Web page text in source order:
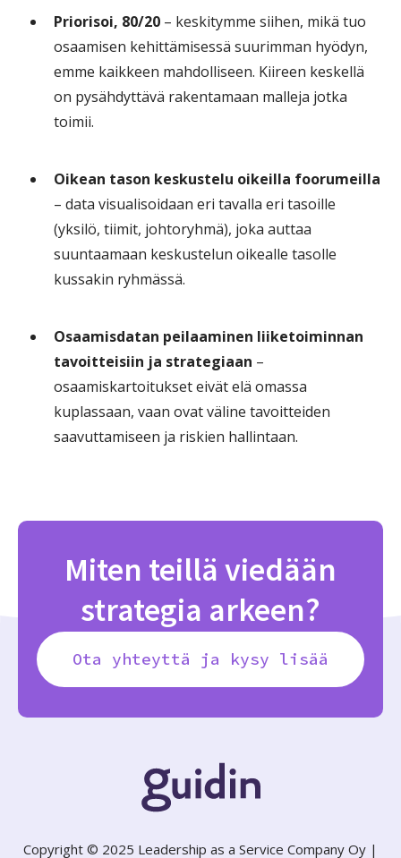
Priorisoi, 80/20 – keskitymme siihen, mikä tuo
osaamisen kehittämisessä suurimman hyödyn,
emme kaikkeen mahdolliseen. Kiireen keskellä
on pysähdyttävä rakentamaan malleja jotka
toimii.
Oikean tason keskustelu oikeilla foorumeilla
– data visualisoidaan eri tavalla eri tasoille
(yksilö, tiimit, johtoryhmä), joka auttaa
suuntaamaan keskustelun oikealle tasolle
kussakin ryhmässä.
Osaamisdatan peilaaminen liiketoiminnan
tavoitteisiin ja strategiaan –
osaamiskartoitukset eivät elä omassa
kuplassaan, vaan ovat väline tavoitteiden
saavuttamiseen ja riskien hallintaan.
Miten teillä viedään
strategia arkeen?
Ota yhteyttä ja kysy lisää
Copyright © 2025 Leadership as a Service Company Oy |